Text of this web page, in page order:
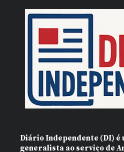
Diário Independente (DI) é
generalista ao serviço de